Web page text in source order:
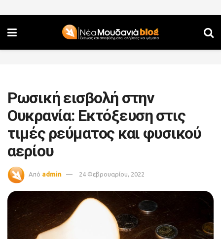
Ρωσική εισβολή στην
Ουκρανία: Εκτόξευση στις
τιμές ρεύματος και φυσικού
αερίου
Από admin 24 Φεβρουαρίου, 2022